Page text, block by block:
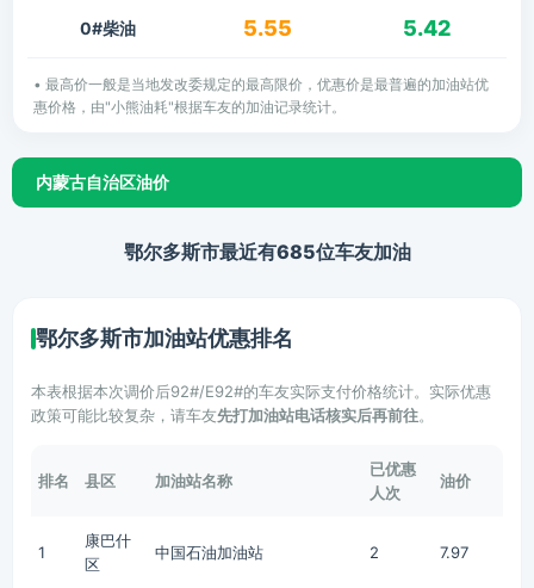
0#柴油 5.55 5.42
• 最高价一般是当地发改委规定的最高限价，优惠价是最普遍的加油站优
惠价格，由"小熊油耗"根据车友的加油记录统计。
内蒙古自治区油价
鄂尔多斯市最近有685位车友加油
鄂尔多斯市加油站优惠排名
本表根据本次调价后92#/E92#的车友实际支付价格统计。实际优惠
政策可能比较复杂，请车友先打加油站电话核实后再前往。
排名 县区 加油站名称
已优惠
人次
油价
1
康巴什
区
中国石油加油站 2 7.97